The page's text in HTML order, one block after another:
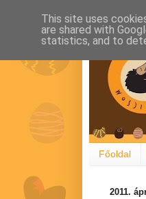
Főoldal
2011.
This site uses
are shared with
statistics, and to